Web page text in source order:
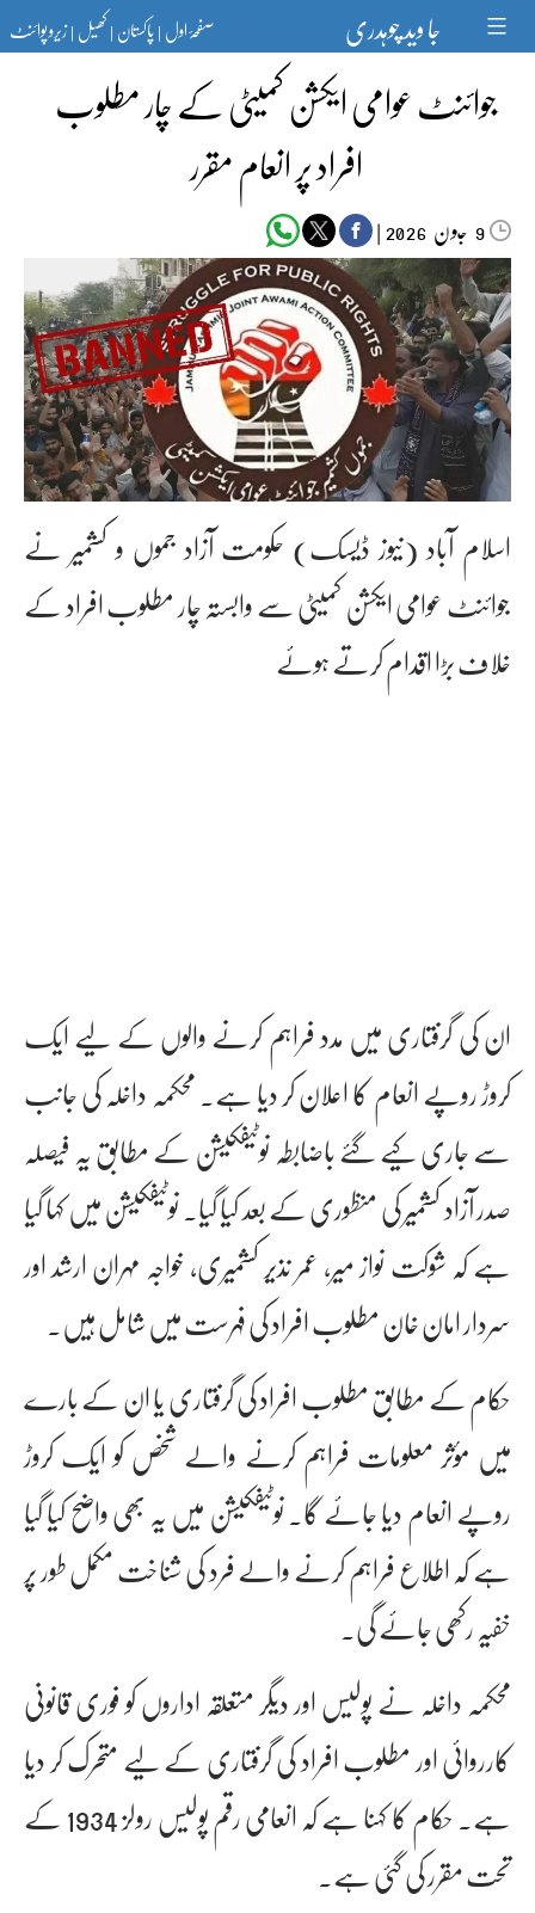
content جا وید چوہدری صفحۂ اول|پاکستان|کھیل|زیرو پوائنٹ
جوائنٹ عوامی ایکشن کمیٹی کے چار مطلوب
افراد پر انعام مقرر
9جون‬‮ |
اسلام آباد (نیوز ڈیسک) حکومت آزاد جموں و کشمیر نے
جوائنٹ عوامی ایکشن کمیٹی سے وابستہ چار مطلوب افراد کے
خلاف بڑا اقدام کرتے ہوئے
ان کی گرفتاری میں مدد فراہم کرنے والوں کے لیے ایک
کروڑ روپے انعام کا اعلان کر دیا ہے۔ محکمہ داخلہ کی جانب
سے جاری کیے گئے باضابطہ نوٹیفکیشن کے مطابق یہ فیصلہ
صدر آزاد کشمیر کی منظوری کے بعد کیا گیا۔ نوٹیفکیشن میں کہا گیا
ہے کہ شوکت نواز میر، عمر نذیر کشمیری، خواجہ مہران ارشد اور
سردار امان خان مطلوب افراد کی فہرست میں شامل ہیں۔
حکام کے مطابق مطلوب افراد کی گرفتاری یا ان کے بارے
میں مؤثر معلومات فراہم کرنے والے شخص کو ایک کروڑ
روپے انعام دیا جائے گا۔ نوٹیفکیشن میں یہ بھی واضح کیا گیا
ہے کہ اطلاع فراہم کرنے والے فرد کی شناخت مکمل طور پر
خفیہ رکھی جائے گی۔
محکمہ داخلہ نے پولیس اور دیگر متعلقہ اداروں کو فوری قانونی
کارروائی اور مطلوب افراد کی گرفتاری کے لیے متحرک کر دیا
ہے۔ حکام کا کہنا ہے کہ انعامی رقم پولیس رولز 1934 کے
تحت مقرر کی گئی ہے۔